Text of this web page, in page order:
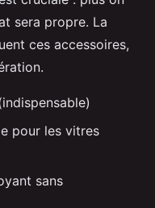
sera propre. La
ces accessoires,
pour les vitres
sans